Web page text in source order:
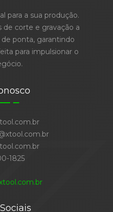
para a sua produção.
corte e gravação a
ponta, garantindo
para impulsionar o
1825